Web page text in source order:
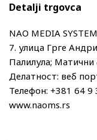
Detalji trgovca
NAO MEDIA
7. улица Грге
Палилула;
Делатност: веб
Телефон: +381 64 9
www.naoms.rs